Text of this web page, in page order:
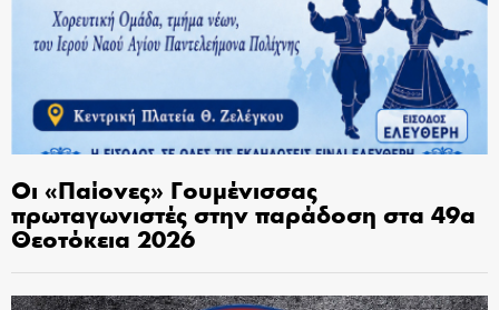
Οι «Παίονες» Γουμένισσας
πρωταγωνιστές στην παράδοση στα 49α
Θεοτόκεια 2026